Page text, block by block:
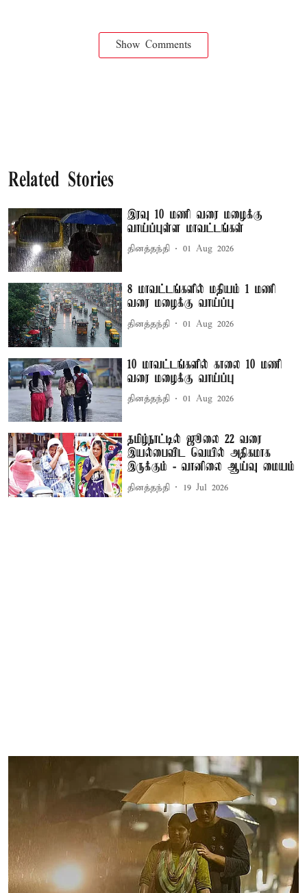
Show Comments
Related Stories
இரவு 10 மணி வரை மழைக்கு
வாய்ப்புள்ள மாவட்டங்கள்
தினத்தந்தி 01 Aug 2026
8 மாவட்டங்களில் மதியம் 1 மணி
வரை மழைக்கு வாய்ப்பு
தினத்தந்தி 01 Aug 2026
10 மாவட்டங்களில் காலை 10 மணி
வரை மழைக்கு வாய்ப்பு
தினத்தந்தி 01 Aug 2026
தமிழ்நாட்டில் ஜூலை 22 வரை
இயல்பைவிட வெயில் அதிகமாக
இருக்கும் - வானிலை ஆய்வு மையம்
தினத்தந்தி 19 Jul 2026